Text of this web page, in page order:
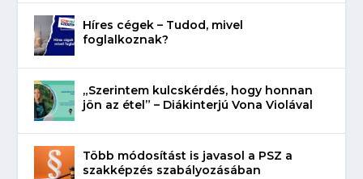
Híres cégek – Tudod, mivel
foglalkoznak?
„Szerintem kulcskérdés, hogy honnan
jön az étel” – Diákinterjú Vona Violával
Több módosítást is javasol a PSZ a
szakképzés szabályozásában